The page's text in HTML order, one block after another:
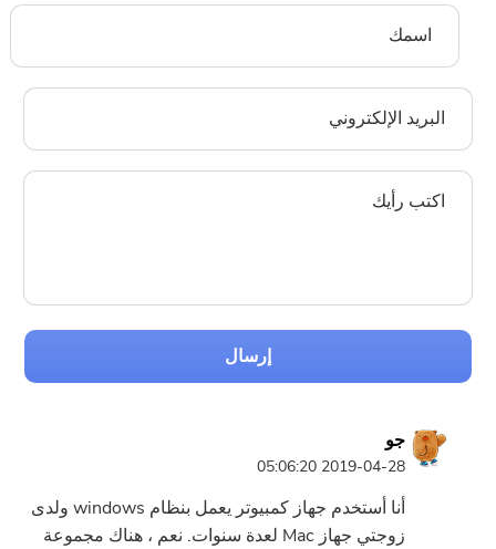
إرسال
جو
2019-04-28 05:06:20
أنا أستخدم جهاز كمبيوتر يعمل بنظام windows ولدى
زوجتي جهاز Mac لعدة سنوات. نعم ، هناك مجموعة